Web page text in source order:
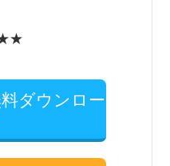
ダウンロー